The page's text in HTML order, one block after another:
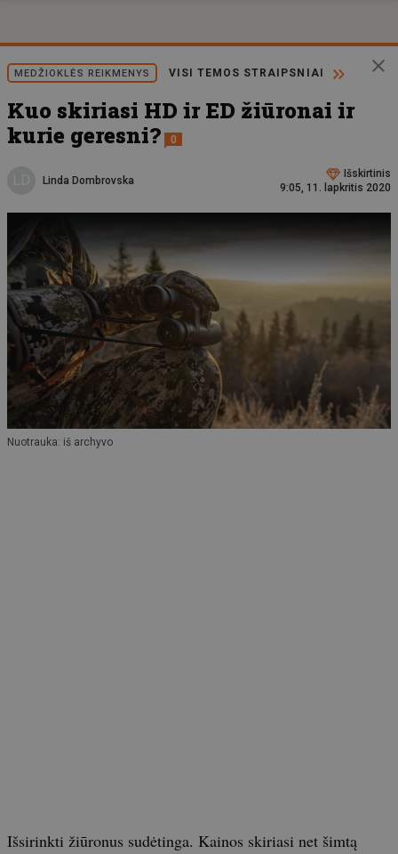
MEDŽIOKLĖS REIKMENYS VISI TEMOS STRAIPSNIAI
Kuo skiriasi HD ir ED žiūronai ir
kurie geresni?
0
Linda Dombrovska
Išskirtinis
9:05, 11. lapkritis 2020
Nuotrauka: iš archyvo
Išsirinkti žiūronus sudėtinga. Kainos skiriasi net šimtą